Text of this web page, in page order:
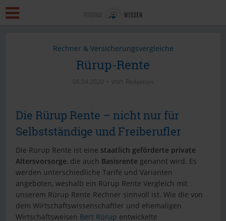
Rechner & Versicherungsvergleiche
Rürup-Rente
06.04.2020 von Redaktion
Die Rürup Rente – nicht nur für
Selbstständige und Freiberufler
Die Rürup Rente ist eine staatlich geförderte private
Altersvorsorge, die auch Basisrente genannt wird. Es
werden unterschiedliche Tarife und Varianten
angeboten, weshalb ein Rürup Rente Vergleich mit
unserem Rürup Rente Rechner sinnvoll ist. Wie die von
dem Wirtschaftswissenschaftler und ehemaligen
Wirtschaftsweisen Bert Rürup entwickelte